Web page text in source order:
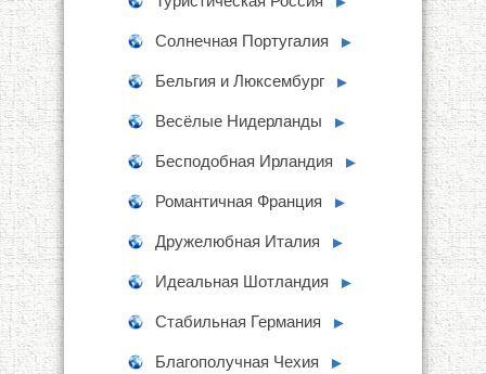
Солнечная Португалия ►
Бельгия и Люксембург ►
Весёлые Нидерланды ►
Бесподобная Ирландия ►
Романтичная Франция ►
Дружелюбная Италия ►
Идеальная Шотландия ►
Стабильная Германия ►
Благополучная Чехия ►